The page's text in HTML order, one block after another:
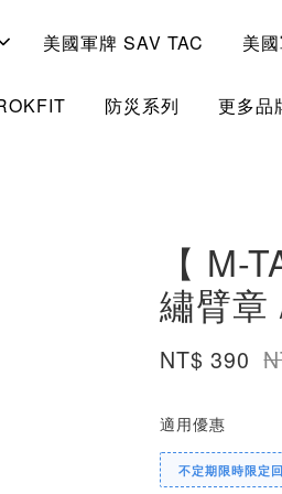
美國軍牌 SAV TAC 美
防災系列 更多品
【
繡臂章
NT$ 390
適用優惠
不定期限時限定